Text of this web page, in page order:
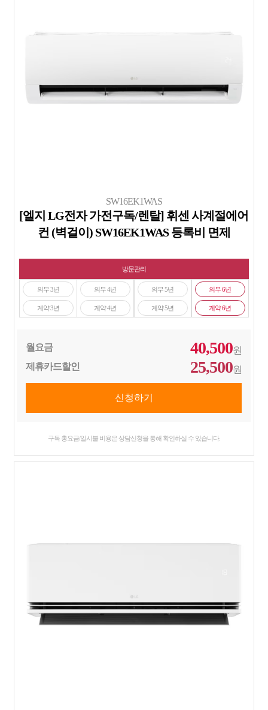
SW16EK1WAS
[엘지 LG전자 가전구독/렌탈] 휘센 사계절에어
컨 (벽걸이) SW16EK1WAS 등록비 면제
방문관리
의무 3년
계약 3년
의무 4년
계약 4년
의무 5년
계약 5년
의무 6년
계약 6년
월요금 40,500원
제휴카드할인
25,500원
구독 총요금/일시불 비용은 상담신청을 통해 확인하실 수 있습니다.